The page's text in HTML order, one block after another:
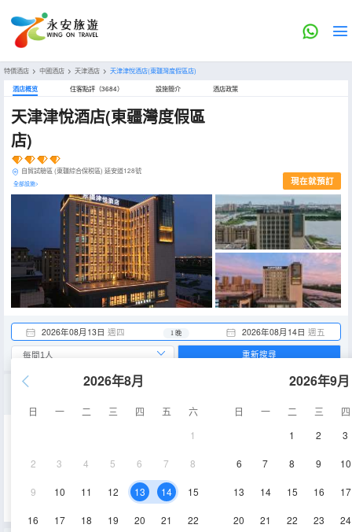
特價酒店 > 中國酒店 > 天津酒店 > 天津津悅酒店(東疆灣度假區店)
酒店概览 住客點評（3684） 設施簡介 酒店政策
天津津悅酒店(東疆灣度假區
店)
自貿試驗區 (東疆綜合保税區) 延安道128號
全部設施> 現在就預訂
2026年08月13日 週四 2026年08月14日 週五
1 晚
2026年8月
日 一 二 三 四 五
六
1
2 3 4 5 6 7 8
9 10 11 12 13 14 15
16 17 18 19 20 21 22
2026年9月
日 一 二 三
四
1
2 3
6 7 8 9 10
13 14 15 16 17
20 21 22 23 24
重新搜尋
空調
淋浴